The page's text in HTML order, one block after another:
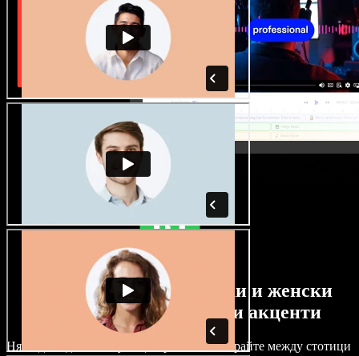
Огромен избор от мъжки и женски
гласове с най-различни акценти
Няма два еднакво звучащи проекта. Избирайте между стотици